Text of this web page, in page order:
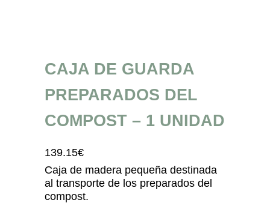
CAJA DE GUARDA
PREPARADOS DEL
COMPOST – 1 UNIDAD
139.15€
Caja de madera pequeña destinada
al transporte de los preparados del
compost.